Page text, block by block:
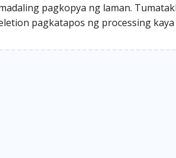
pagkopya ng laman.
pagkatapos ng processing